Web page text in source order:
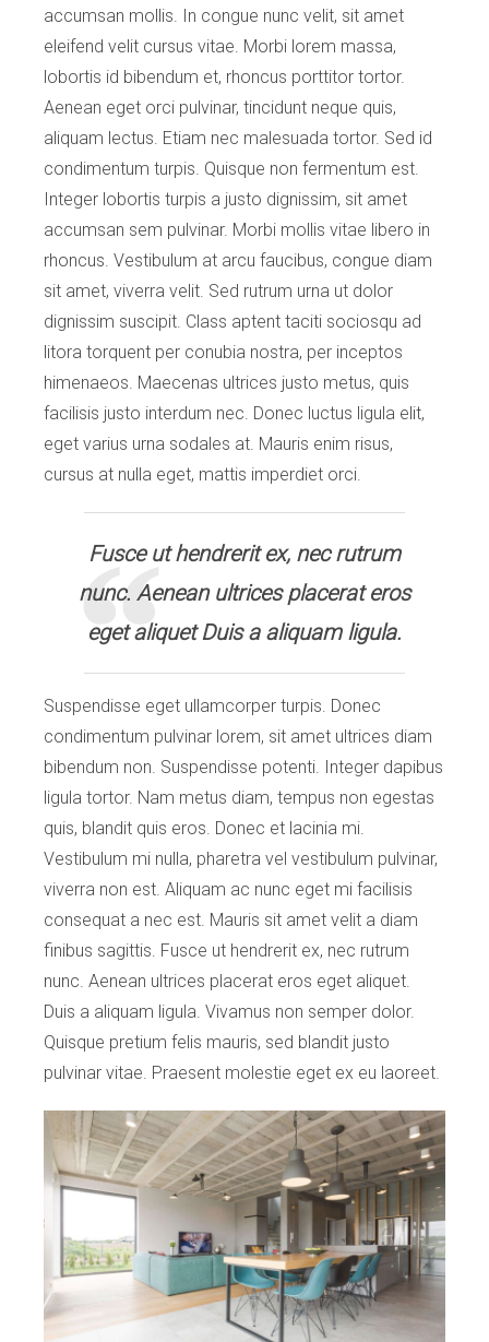
accumsan mollis. In congue nunc velit, sit amet
eleifend velit cursus vitae. Morbi lorem massa,
lobortis id bibendum et, rhoncus porttitor tortor.
Aenean eget orci pulvinar, tincidunt neque quis,
aliquam lectus. Etiam nec malesuada tortor. Sed id
condimentum turpis. Quisque non fermentum est.
Integer lobortis turpis a justo dignissim, sit amet
accumsan sem pulvinar. Morbi mollis vitae libero in
rhoncus. Vestibulum at arcu faucibus, congue diam
sit amet, viverra velit. Sed rutrum urna ut dolor
dignissim suscipit. Class aptent taciti sociosqu ad
litora torquent per conubia nostra, per inceptos
himenaeos. Maecenas ultrices justo metus, quis
facilisis justo interdum nec. Donec luctus ligula elit,
eget varius urna sodales at. Mauris enim risus,
cursus at nulla eget, mattis imperdiet orci.
Fusce ut hendrerit ex, nec rutrum
nunc. Aenean ultrices placerat eros
eget aliquet Duis a aliquam ligula.
Suspendisse eget ullamcorper turpis. Donec
condimentum pulvinar lorem, sit amet ultrices diam
bibendum non. Suspendisse potenti. Integer dapibus
ligula tortor. Nam metus diam, tempus non egestas
quis, blandit quis eros. Donec et lacinia mi.
Vestibulum mi nulla, pharetra vel vestibulum pulvinar,
viverra non est. Aliquam ac nunc eget mi facilisis
consequat a nec est. Mauris sit amet velit a diam
finibus sagittis. Fusce ut hendrerit ex, nec rutrum
nunc. Aenean ultrices placerat eros eget aliquet.
Duis a aliquam ligula. Vivamus non semper dolor.
Quisque pretium felis mauris, sed blandit justo
pulvinar vitae. Praesent molestie eget ex eu laoreet.